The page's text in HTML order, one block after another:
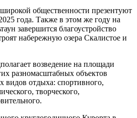
общественности презентуют
года. Также в этом же году на
завершится благоустройство
набережную озера Скалистое и
возведение на площади
разномасштабных объектов
видов отдыха: спортивного,
творческого,